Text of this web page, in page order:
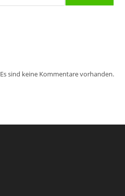
Es sind keine Kommentare vorhanden.